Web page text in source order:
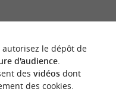
POUR VOUS
le dépôt de
d'audience.
des vidéosdont
des cookies.